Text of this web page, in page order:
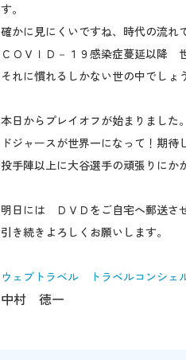
す。
確かに見にくいですね、時代の流れ
ＣＯＶＩＤ－１９感染症蔓延以降
それに慣れるしかない世の中でしょ
本日からプレイオフが始まりました。
ドジャースが世界一になって！期待
投手陣以上に大谷選手の頑張りにか
明日には ＤＶＤをご自宅へ郵送さ
引き続きよろしくお願いします。
ウェブトラベル トラベルコンシェ
中村 徳一